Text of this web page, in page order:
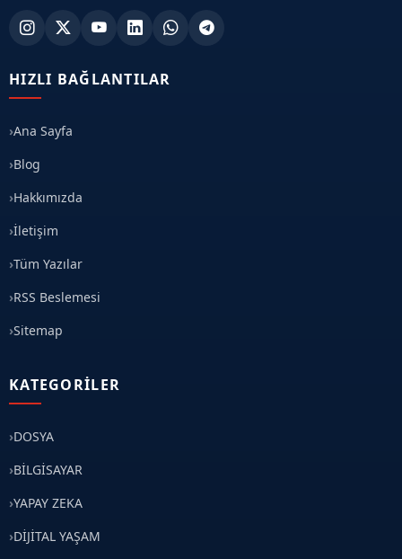
HIZLI BAĞLANTILAR
Ana Sayfa
Blog
Hakkımızda
İletişim
Tüm Yazılar
RSS Beslemesi
Sitemap
KATEGORILER
DOSYA
BİLGİSAYAR
YAPAY ZEKA
DİJİTAL YAŞAM